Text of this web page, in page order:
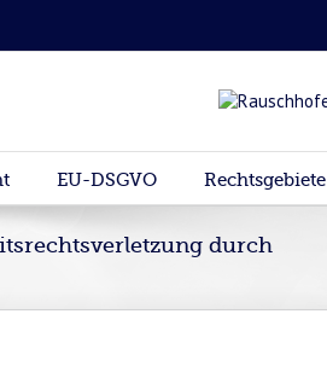
EU-DSGVO Rechtsgebiete
durch